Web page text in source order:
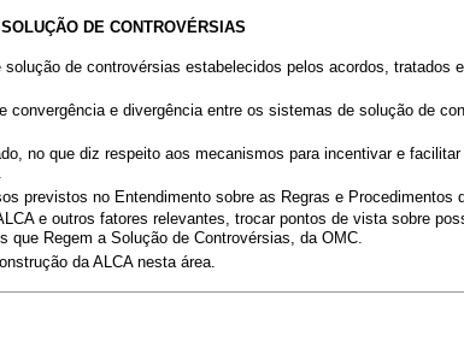
DE CONTROVÉRSIAS
de controvérsias estabelecidos pelos acordos,
e divergência entre os sistemas de solução de
no que diz respeito aos mecanismos para incentivar e
previstos no Entendimento sobre as Regras e
e outros fatores relevantes, trocar pontos de vista sobre
que Regem a Solução de Controvérsias, da OMC.
da ALCA nesta área.